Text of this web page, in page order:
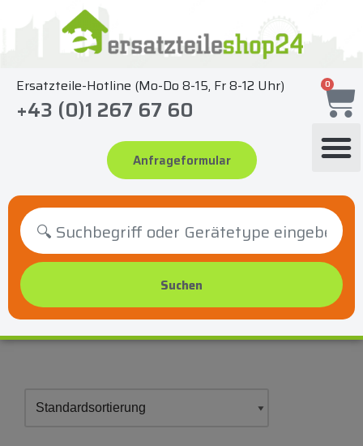
springen
Ersatzteile-Hotline (Mo-Do 8-15, Fr 8-12 Uhr)
+43 (0)1 267 67 60
Anfrageformular
0